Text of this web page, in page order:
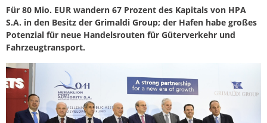
Für 80 Mio. EUR wandern 67 Prozent des Kapitals von HPA
S.A. in den Besitz der Grimaldi Group; der Hafen habe großes
Potenzial für neue Handelsrouten für Güterverkehr und
Fahrzeugtransport.